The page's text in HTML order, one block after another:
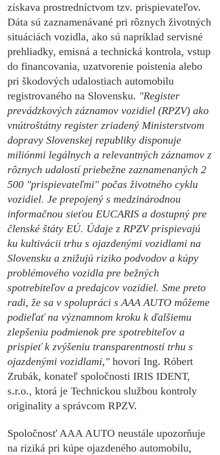
získava prostredníctvom tzv. prispievateľov.
Dáta sú zaznamenávané pri rôznych životných
situáciách vozidla, ako sú napríklad servisné
prehliadky, emisná a technická kontrola, vstup
do financovania, uzatvorenie poistenia alebo
pri škodových udalostiach automobilu
registrovaného na Slovensku. "Register
prevádzkových záznamov vozidiel (RPZV) ako
vnútroštátny register zriadený Ministerstvom
dopravy Slovenskej republiky disponuje
miliónmi legálnych a relevantných záznamov z
rôznych udalostí priebežne zaznamenaných 2
500 "prispievateľmi" počas životného cyklu
vozidiel. Je prepojený s medzinárodnou
informačnou sieťou EUCARIS a dostupný pre
členské štáty EÚ. Údaje z RPZV prispievajú
ku kultivácii trhu s ojazdenými vozidlami na
Slovensku a znižujú riziko podvodov a kúpy
problémového vozidla pre bežných
spotrebiteľov a predajcov vozidiel. Sme preto
radi, že sa v spolupráci s AAA AUTO môžeme
podieľať na významnom kroku k ďalšiemu
zlepšeniu podmienok pre spotrebiteľov a
prispieť k zvýšeniu transparentnosti trhu s
ojazdenými vozidlami," hovorí Ing. Róbert
Zrubák, konateľ spoločnosti IRIS IDENT,
s.r.o., ktorá je Technickou službou kontroly
originality a správcom RPZV.
Spoločnosť AAA AUTO neustále upozorňuje
na riziká pri kúpe ojazdeného automobilu,